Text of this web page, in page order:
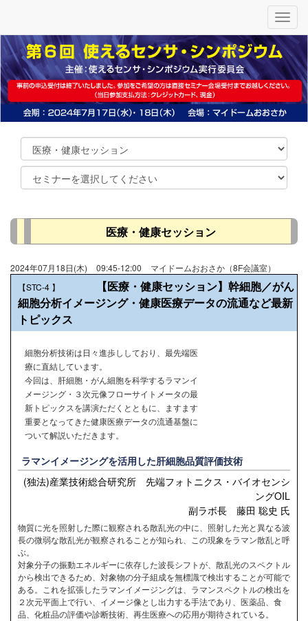
メ
ニ
ュ
ー
医療・健康セッション
2024年07月18日(木) 09:45-12:00
マイドームおおさか（8F会議室）
【STC-4 】
【医療・健康セッション】幹細胞／がん
細胞分析イメージング・健康医療データの流通など最新
トピックス
細胞分析技術は日々進歩ししており、最先端医
療に直結しています。
今回は、肝細胞・がん細胞を科学するラマンイ
メージング・３次元像フローサイトメータの最
新トピックスを講演ただくとともに、ますます
重要となってきた健康医療データの流通基盤に
ついて解説いただきます。
ラマンイメージングを活用した肝細胞品質評価技術
(独法)産業技術総合研究所 先端フォトニクス・バイオセンシ
ングOIL
副ラボ長 藤田 聡史 氏
物質に光を照射した際に観察される散乱光の中に、照射した光と異なる波
長の微弱な散乱光が観察されることが知られ、この現象をラマン散乱と呼
ぶ。
対象分子の振動エネルギーに依存した波長シフトが、散乱光のスペクトル
から検出できるため、対象物の分子組成を無標識で検出することが可能で
ある。これを拡張したラマンイメージングは、ラマンスペクトルの検出を
２次元平面上で行い、イメージ像とし出力する手法であり、医薬品、食
品、化粧品の評価や診断技術、再生医療への応用が期待されている。